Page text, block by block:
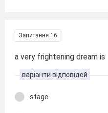
Запитання 16
a very frightening dream is
варіанти відповідей
stage